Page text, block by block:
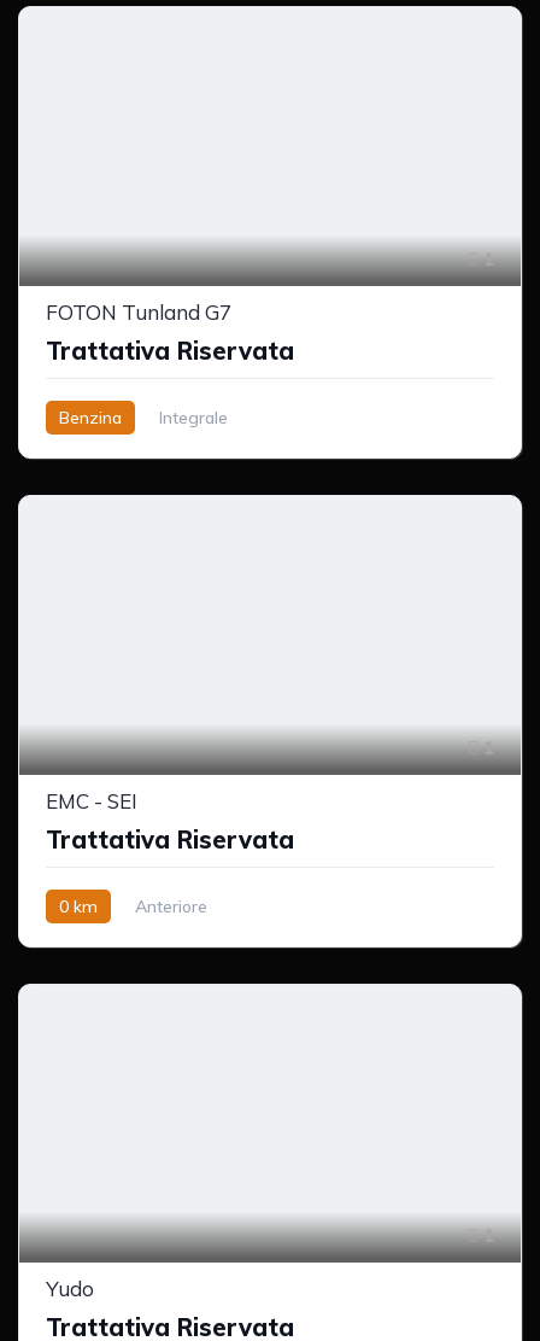
1
FOTON Tunland G7
Trattativa Riservata
Benzina Integrale
1
EMC - SEI
Trattativa Riservata
0 km Anteriore
1
Yudo
Trattativa Riservata